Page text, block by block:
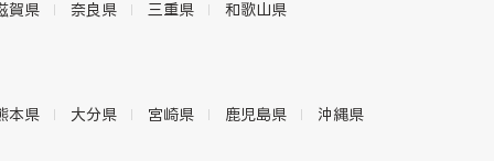
賀県 奈良県 三重県 和歌山県
本県 大分県 宮崎県 鹿児島県 沖縄県